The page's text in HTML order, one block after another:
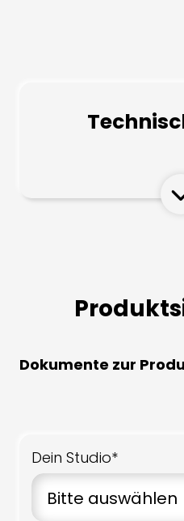
Dokumente zur
Dein Studio*